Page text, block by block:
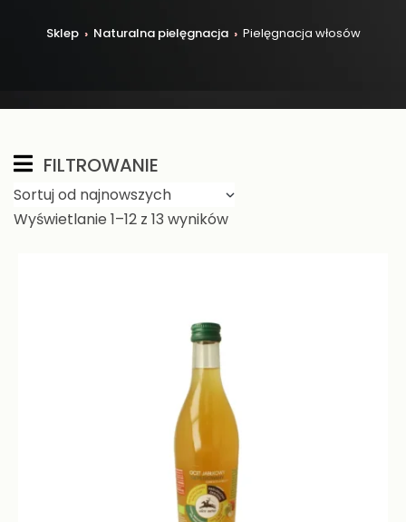
Sklep › Naturalna pielęgnacja › Pielęgnacja włosów
FILTROWANIE
Wyświetlanie 1–12 z 13 wyników